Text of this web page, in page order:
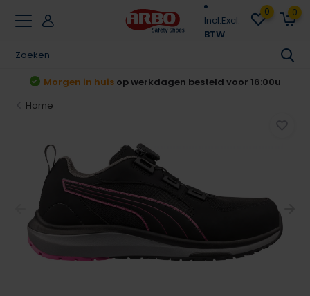
Incl.Excl.
BTW
0 0
Morgen in huis op werkdagen besteld voor 16:00u
Home